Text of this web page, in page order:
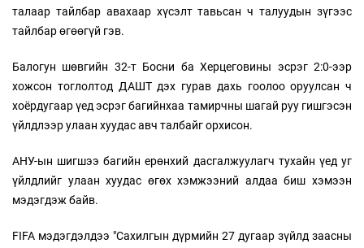
талаар тайлбар авахаар хүсэлт тавьсан ч талуудын зүгээс
тайлбар өгөөгүй гэв.
Балогун шөвгийн 32-т Босни ба Херцеговины эсрэг 2:0-ээр
хожсон тоглолтод ДАШТ дэх гурав дахь гоолоо оруулсан ч
хоёрдугаар үед эсрэг багийнхаа тамирчны шагай руу гишгэсэн
үйлдлээр улаан хуудас авч талбайг орхисон.
АНУ-ын шигшээ багийн ерөнхий дасгалжуулагч тухайн үед уг
үйлдлийг улаан хуудас өгөх хэмжээний алдаа биш хэмээн
мэдэгдэж байв.
FIFA мэдэгдэлдээ "Сахилгын дүрмийн 27 дугаар зүйлд заасны